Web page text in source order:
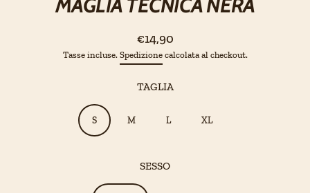
Prezzo
regolare
€14,90
Tasse incluse. Spedizionecalcolata al checkout.
TAGLIA
S M L XL
SESSO